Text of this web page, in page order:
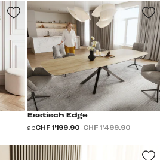
Esstisch Edge
abCHF 1’199.90 CHF 1’499.90